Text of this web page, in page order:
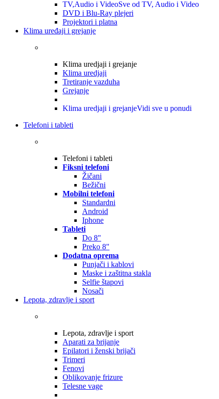
TV,Audio i VideoSve od TV, Audio i Video
DVD i Blu-Ray plejeri
Projektori i platna
Klima uređaji i grejanje
Klima uredjaji i grejanje
Klima uredjaji
Tretiranje vazduha
Grejanje
Klima uredjaji i grejanjeVidi sve u ponudi
Telefoni i tableti
Telefoni i tableti
Fiksni telefoni
Žičani
Bežični
Mobilni telefoni
Standardni
Android
Iphone
Tableti
Do 8"
Preko 8"
Dodatna oprema
Punjači i kablovi
Maske i zaštitna stakla
Selfie štapovi
Nosači
Lepota, zdravlje i sport
Lepota, zdravlje i sport
Aparati za brijanje
Epilatori i ženski brijači
Trimeri
Fenovi
Oblikovanje frizure
Telesne vage